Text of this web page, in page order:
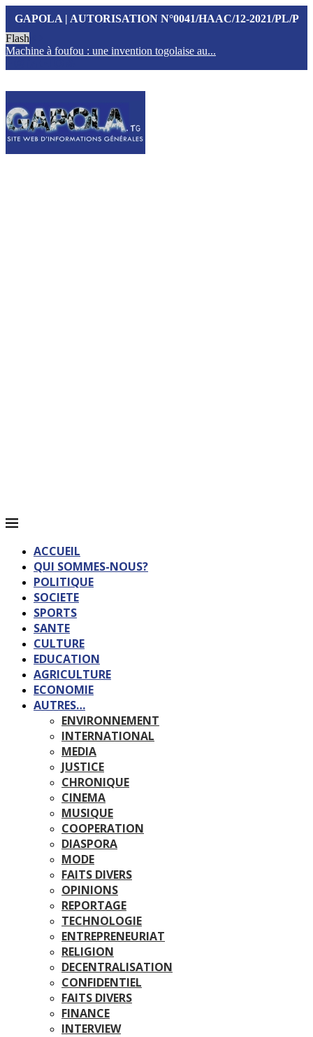
GAPOLA | AUTORISATION N°0041/HAAC/12-2021/PL/P
Flash
Machine à foufou : une invention togolaise au...
ACCUEIL
QUI SOMMES-NOUS?
POLITIQUE
SOCIETE
SPORTS
SANTE
CULTURE
EDUCATION
AGRICULTURE
ECONOMIE
AUTRES…
ENVIRONNEMENT
INTERNATIONAL
MEDIA
JUSTICE
CHRONIQUE
CINEMA
MUSIQUE
COOPERATION
DIASPORA
MODE
FAITS DIVERS
OPINIONS
REPORTAGE
TECHNOLOGIE
ENTREPRENEURIAT
RELIGION
DECENTRALISATION
CONFIDENTIEL
FAITS DIVERS
FINANCE
INTERVIEW